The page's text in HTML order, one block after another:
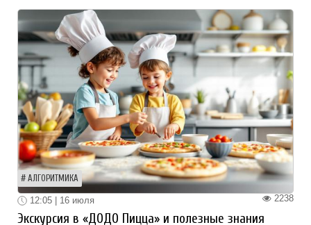
АЛГОРИТМИКА
2238
12:05 | 16 июля
Экскурсия в «ДОДО Пицца» и полезные знания